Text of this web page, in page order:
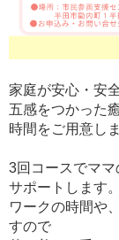
家庭が安心・安
五感をつかった
時間をご用意し
3回コースでマ
サポートします。
ワークの時間や
すので